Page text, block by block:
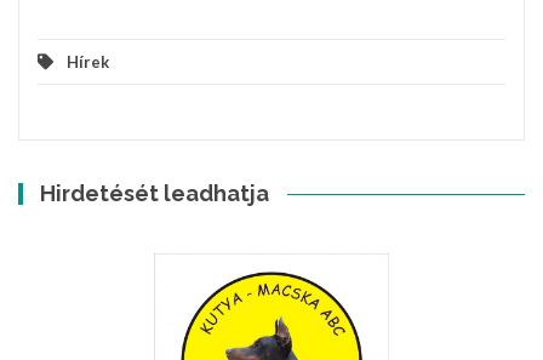
Hírek
Hirdetését leadhatja